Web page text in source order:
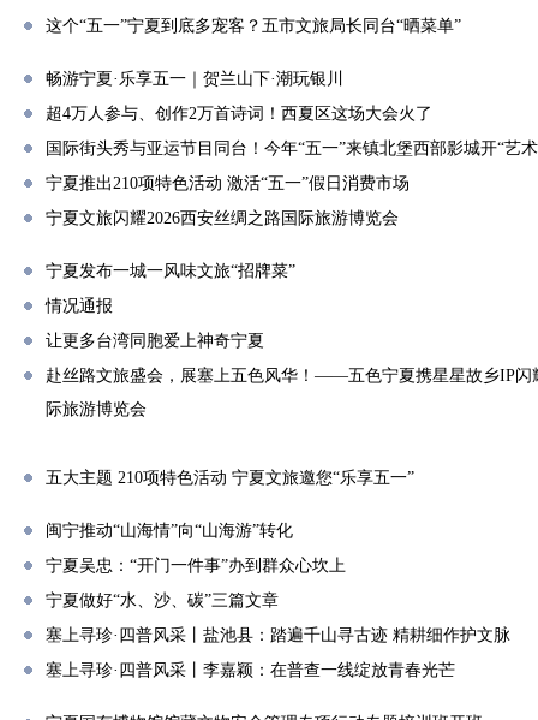
这个“五一”宁夏到底多宠客？五市文旅局长同台“晒菜单”
畅游宁夏·乐享五一｜贺兰山下·潮玩银川
超4万人参与、创作2万首诗词！西夏区这场大会火了
国际街头秀与亚运节目同台！今年“五一”来镇北堡西部影城开“艺
宁夏推出210项特色活动 激活“五一”假日消费市场
宁夏文旅闪耀2026西安丝绸之路国际旅游博览会
宁夏发布一城一风味文旅“招牌菜”
情况通报
让更多台湾同胞爱上神奇宁夏
赴丝路文旅盛会，展塞上五色风华！——五色宁夏携星星故乡IP闪
际旅游博览会
五大主题 210项特色活动 宁夏文旅邀您“乐享五一”
闽宁推动“山海情”向“山海游”转化
宁夏吴忠：“开门一件事”办到群众心坎上
宁夏做好“水、沙、碳”三篇文章
塞上寻珍·四普风采丨盐池县：踏遍千山寻古迹 精耕细作护文脉
塞上寻珍·四普风采丨李嘉颖：在普查一线绽放青春光芒